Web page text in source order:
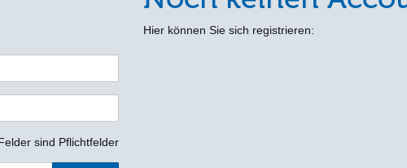
sind Pflichtfelder
Hier können Sie sich registrieren: